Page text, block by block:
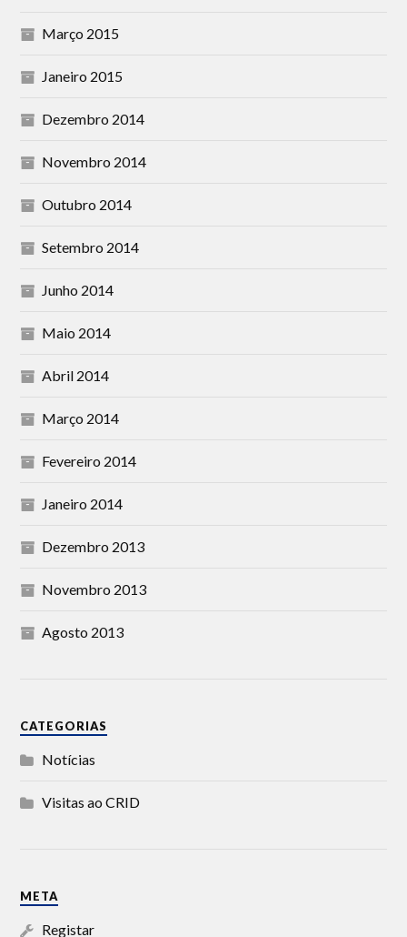
Março 2015
Janeiro 2015
Dezembro 2014
Novembro 2014
Outubro 2014
Setembro 2014
Junho 2014
Maio 2014
Abril 2014
Março 2014
Fevereiro 2014
Janeiro 2014
Dezembro 2013
Novembro 2013
Agosto 2013
CATEGORIAS
Notícias
Visitas ao CRID
META
Registar